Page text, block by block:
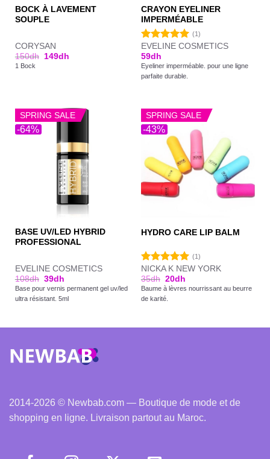
BOCK À LAVEMENT
SOUPLE
CORYSAN
150dh 149dh
1 Bock
CRAYON EYELINER
IMPERMÉABLE
Note5.00
sur 5
(1)
EVELINE COSMETICS
59dh
Eyeliner imperméable. pour une ligne
parfaite durable.
-64%
SPRING SALE
BASE UV/LED HYBRID
PROFESSIONAL
EVELINE COSMETICS
108dh 39dh
Base pour vernis permanent gel uv/led
ultra résistant. 5ml
-43%
SPRING SALE
HYDRO CARE LIP BALM
Note5.00
sur 5
(1)
NICKA K NEW YORK
35dh 20dh
Baume à lèvres nourrissant au beurre
de karité.
2014-2026 © Newbab.com — Boutique de mode et de
shopping en ligne. Livraison partout au Maroc.